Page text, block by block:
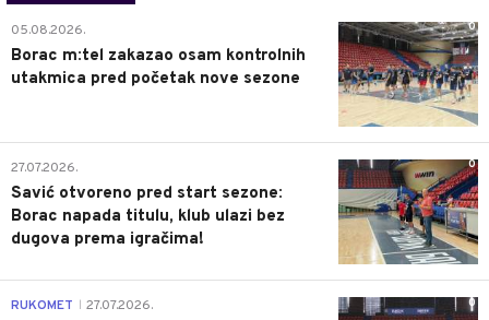
0
05.08.2026.
Borac m:tel zakazao osam kontrolnih
utakmica pred početak nove sezone
0
27.07.2026.
Savić otvoreno pred start sezone:
Borac napada titulu, klub ulazi bez
dugova prema igračima!
0
RUKOMET 27.07.2026.